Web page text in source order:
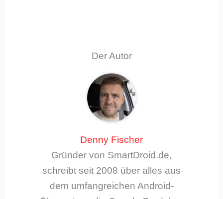
Der Autor
Denny Fischer
Gründer von SmartDroid.de,
schreibt seit 2008 über alles aus
dem umfangreichen Android-